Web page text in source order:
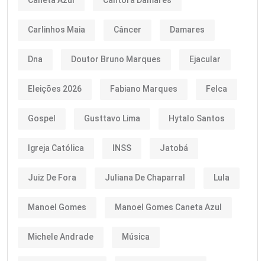
Carlinhos Maia Câncer Damares
Dna Doutor Bruno Marques Ejacular
Eleições 2026 Fabiano Marques Felca
Gospel Gusttavo Lima Hytalo Santos
Igreja Católica INSS Jatobá
Juiz De Fora Juliana De Chaparral Lula
Manoel Gomes Manoel Gomes Caneta Azul
Michele Andrade Música